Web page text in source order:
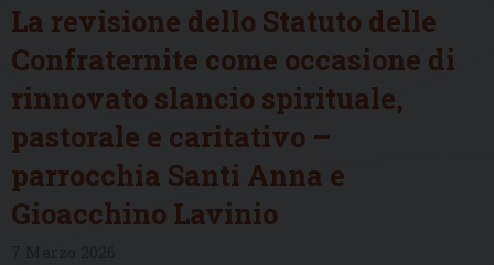
La revisione dello Statuto delle
Confraternite come occasione di
rinnovato slancio spirituale,
pastorale e caritativo –
parrocchia Santi Anna e
Gioacchino Lavinio